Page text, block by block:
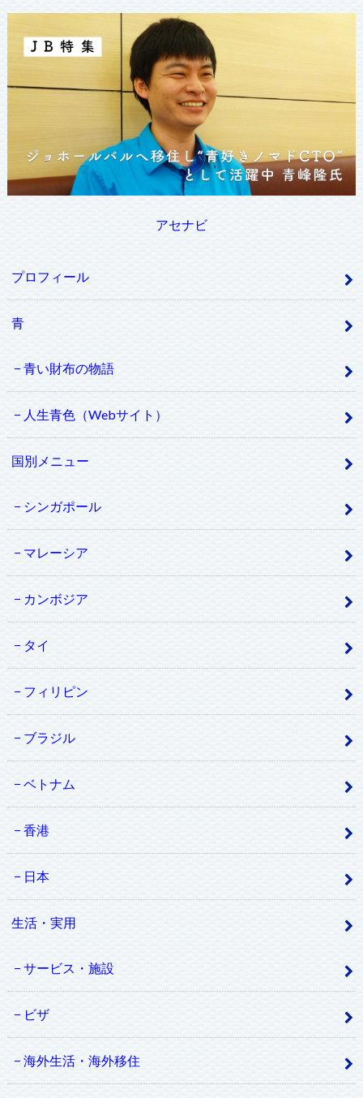
アセナビ
プロフィール
青
青い財布の物語
人生青色（Webサイト）
国別メニュー
シンガポール
マレーシア
カンボジア
タイ
フィリピン
ブラジル
ベトナム
香港
日本
生活・実用
サービス・施設
ビザ
海外生活・海外移住